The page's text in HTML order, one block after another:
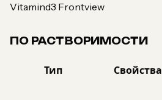
Vitamind3 Frontview
ПО РАСТВОРИМОСТИ
Тип Свойства